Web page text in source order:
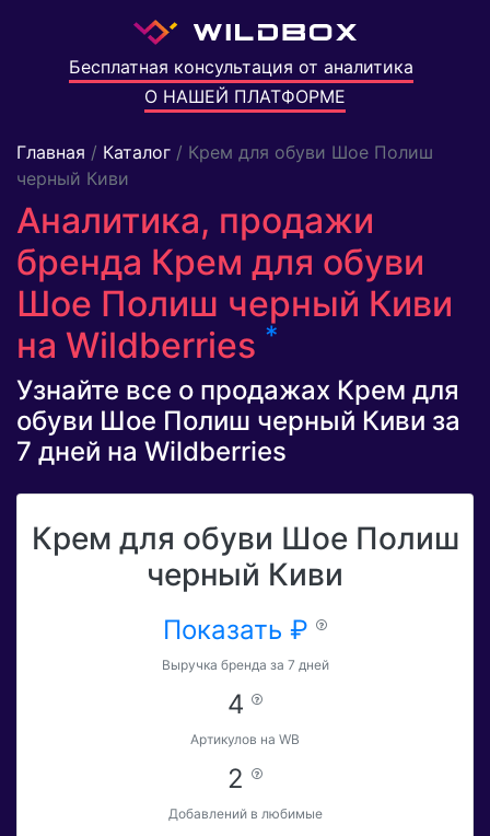
Бесплатная консультация от аналитика
О НАШЕЙ ПЛАТФОРМЕ
Главная / Каталог / Крем для обуви Шое Полиш
черный Киви
Аналитика, продажи
бренда Крем для обуви
Шое Полиш черный Киви
на Wildberries *
Узнайте все о продажах Крем для
обуви Шое Полиш черный Киви за
7 дней на Wildberries
Крем для обуви Шое Полиш
черный Киви
Показать ₽
Выручка бренда за 7 дней
4
Артикулов на WB
2
Добавлений в любимые